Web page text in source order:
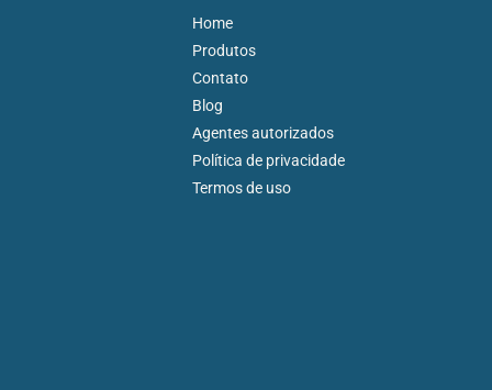
Home
Produtos
Contato
Blog
Agentes autorizados
Política de privacidade
Termos de uso